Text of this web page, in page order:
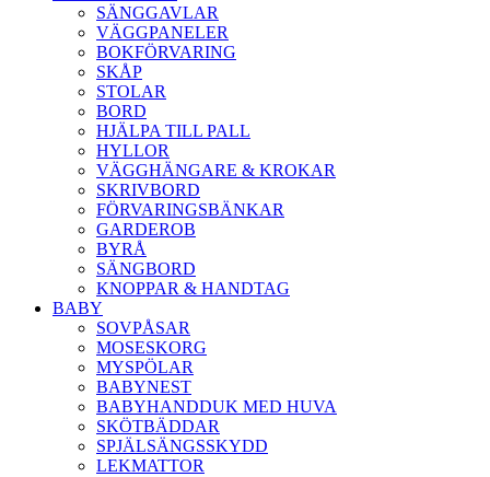
SÄNGGAVLAR
VÄGGPANELER
BOKFÖRVARING
SKÅP
STOLAR
BORD
HJÄLPA TILL PALL
HYLLOR
VÄGGHÄNGARE & KROKAR
SKRIVBORD
FÖRVARINGSBÄNKAR
GARDEROB
BYRÅ
SÄNGBORD
KNOPPAR & HANDTAG
BABY
SOVPÅSAR
MOSESKORG
MYSPÖLAR
BABYNEST
BABYHANDDUK MED HUVA
SKÖTBÄDDAR
SPJÄLSÄNGSSKYDD
LEKMATTOR